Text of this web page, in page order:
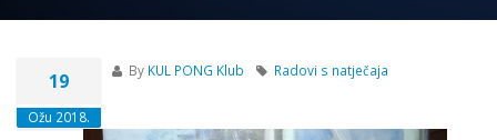
19
Ožu 2018.
By KUL PONG Klub Radovi s natječaja